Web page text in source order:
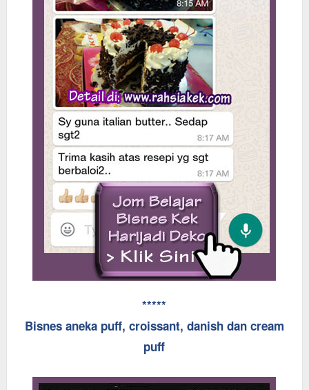
*****
Bisnes aneka puff, croissant, danish dan cream
puff